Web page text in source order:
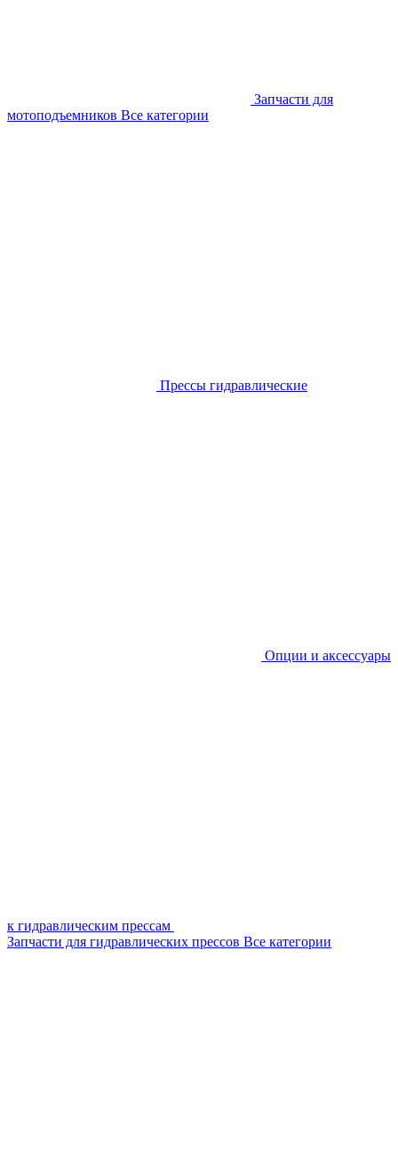
Запчасти для
мотоподъемников Все категории
Прессы гидравлические
Опции и аксессуары
к гидравлическим прессам
Запчасти для гидравлических прессов Все категории